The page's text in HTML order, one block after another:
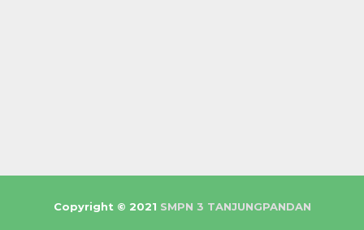
Copyright © 2021 SMPN 3 TANJUNGPANDAN